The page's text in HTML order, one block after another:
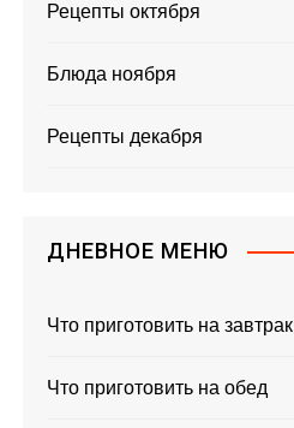
Рецепты октября
Блюда ноября
Рецепты декабря
ДНЕВНОЕ МЕНЮ
Что приготовить на завтрак
Что приготовить на обед